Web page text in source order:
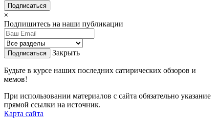
Подписаться
×
Подпишитесь на наши публикации
Подписаться Закрыть
Будьте в курсе наших последних сатирических обзоров и
мемов!
При использовании материалов с сайта обязательно указание
прямой ссылки на источник.
Карта сайта